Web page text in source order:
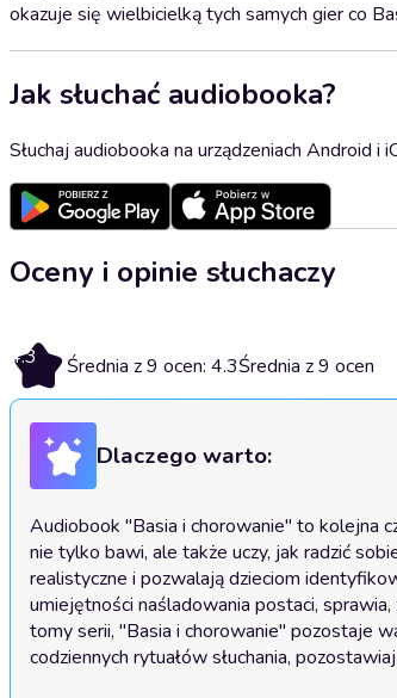
okazuje się wielbicielką tych samych gier co
Jak słuchać audiobooka?
Słuchaj audiobooka na urządzeniach Android i
Oceny i opinie słuchaczy
4.3 Średnia z 9 ocen: 4.3Średnia z 9 ocen
Dlaczego warto:
Audiobook "Basia i chorowanie" to kolejna
nie tylko bawi, ale także uczy, jak radzić
realistyczne i pozwalają dzieciom
umiejętności naśladowania postaci,
tomy serii, "Basia i chorowanie" pozostaje
codziennych rytuałów słuchania,